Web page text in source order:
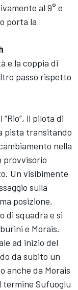
al 9° e
porta la
e la coppia di
passo rispetto
il pilota di
pista transitando
nella
provvisorio
Un visibimente
sulla
posizione.
di squadra e si
e Morais.
ad inizio del
da subito un
anche da Morais
termine Sufuoglu